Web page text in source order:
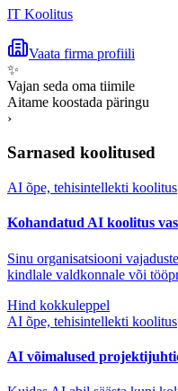
IT Koolitus
Vaata firma profiili
✨
Vajan seda oma tiimile
Aitame koostada päringu
›
Sarnased koolitused
AI õpe, tehisintellekti koolitus
Kohandatud AI koolitus
Sinu organisatsiooni
kindlale valdkonnale või
Hind kokkuleppel
AI õpe, tehisintellekti koolitus
AI võimalused